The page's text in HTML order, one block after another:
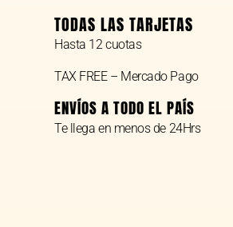
TODAS LAS TARJETAS
Hasta 12 cuotas
TAX FREE – Mercado Pago
ENVÍOS A TODO EL PAÍS
Te llega en menos de 24Hrs